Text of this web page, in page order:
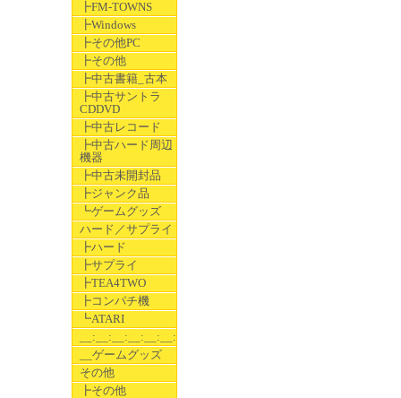
┣FM-TOWNS
┣Windows
┣その他PC
┣その他
┣中古書籍_古本
┣中古サントラ
CDDVD
┣中古レコード
┣中古ハード周辺
機器
┣中古未開封品
┣ジャンク品
┗ゲームグッズ
ハード／サプライ
┣ハード
┣サプライ
┣TEA4TWO
┣コンパチ機
┗ATARI
__:__:__:__:__:__:__
__ゲームグッズ
その他
┣その他